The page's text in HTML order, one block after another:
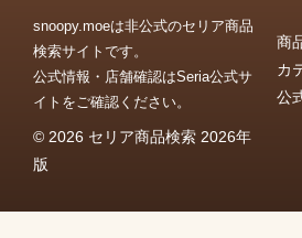
snoopy.moeは非公式のセリア商品
検索サイトです。
公式情報・店舗確認はSeria公式サ
イトをご確認ください。
© 2026 セリア商品検索 2026年
版
商
カ
公